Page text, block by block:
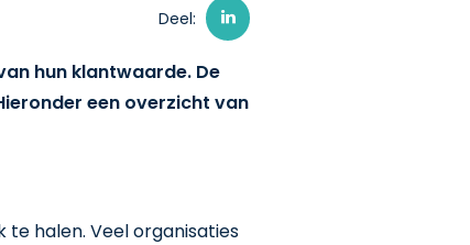
Deel:
hun klantwaarde. De
een overzicht van
halen. Veel organisaties